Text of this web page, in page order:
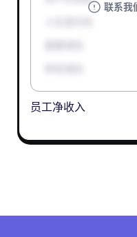
联系我
员工净收入